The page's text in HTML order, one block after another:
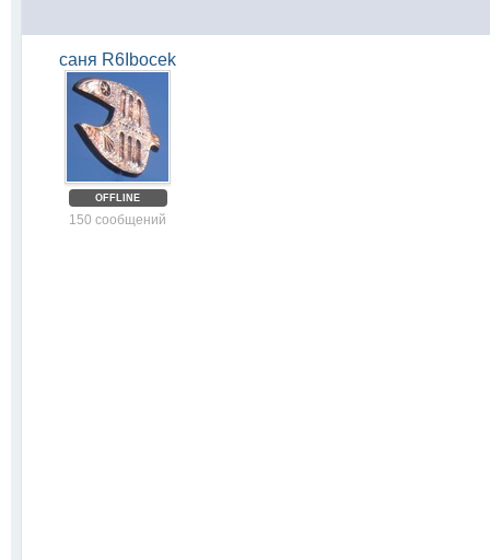
саня R6Ibocek
OFFLINE
150 сообщений